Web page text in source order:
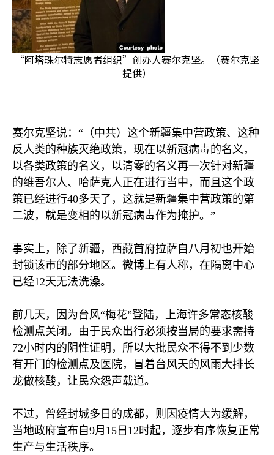
“阿塔珠尔特志愿者组织”创办人赛尔克坚。（赛尔克坚
提供）
赛尔克坚说：“（中共）这个新疆集中营政策、这种
反人类的种族灭绝政策，现在以新冠病毒的名义，
以各类政策的名义，以清零的名义再一次针对新疆
的维吾尔人、哈萨克人正在进行当中，而且这个政
策已经进行40多天了，这就是新疆集中营政策的第
二波，就是变相的以新冠病毒作为掩护。”
事实上，除了新疆，西藏首府拉萨自八月初也开始
封锁该市的部分地区。微博上有人称，在隔离中心
已经12天无法洗澡。
前几天，因为台风“梅花”登陆，上海许多常态核酸
检测点关闭。由于民众出行必须按当局的要求需持
72小时内的阴性证明，所以大批民众不得不到少数
有开门的检测点及医院，冒着台风天的风雨大排长
龙做核酸，让民众怨声载道。
不过，曾经封城多日的成都，则因疫情大为缓解，
当地政府宣布自 9月 15 日 12时起，逐步有序恢复正常
生产与生活秩序。